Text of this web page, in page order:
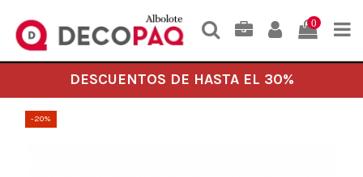
0
DESCUENTOS DE HASTA EL 30%
-20%